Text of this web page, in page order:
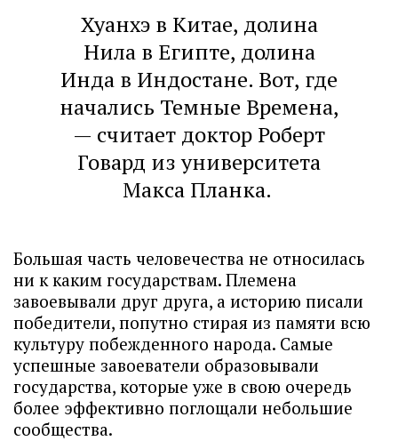
Хуанхэ в Китае, долина
Нила в Египте, долина
Инда в Индостане. Вот, где
начались Темные Времена,
— считает доктор Роберт
Говард из университета
Макса Планка.
Большая часть человечества не относилась
ни к каким государствам. Племена
завоевывали друг друга, а историю писали
победители, попутно стирая из памяти всю
культуру побежденного народа. Самые
успешные завоеватели образовывали
государства, которые уже в свою очередь
более эффективно поглощали небольшие
сообщества.